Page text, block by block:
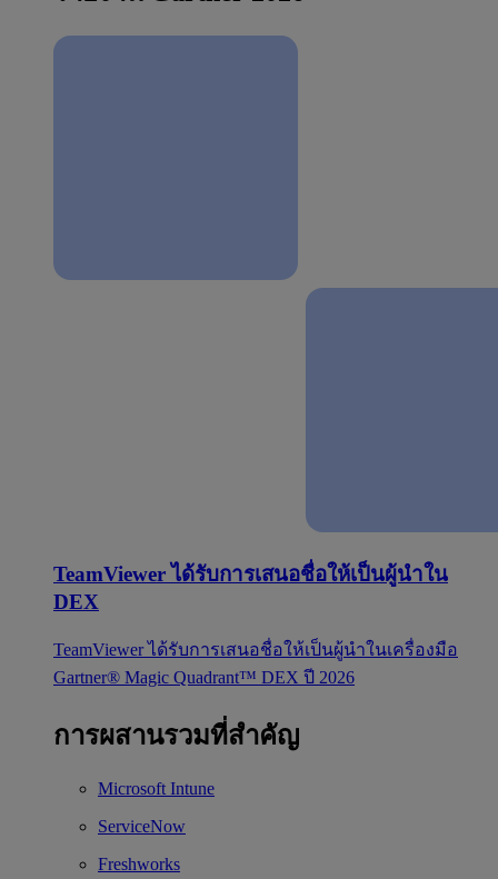
TeamViewer ได้รับการเสนอชื่อให้เป็นผู้นำใน
DEX
TeamViewer ได้รับการเสนอชื่อให้เป็นผู้นำในเครื่องมือ
Gartner® Magic Quadrant™ DEX ปี 2026
การผสานรวมที่สำคัญ
Microsoft Intune
ServiceNow
Freshworks